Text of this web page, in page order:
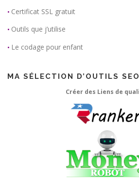
• Certificat SSL gratuit
• Outils que j’utilise
• Le codage pour enfant
MA SÉLECTION D’OUTILS SEO
Créer des Liens de